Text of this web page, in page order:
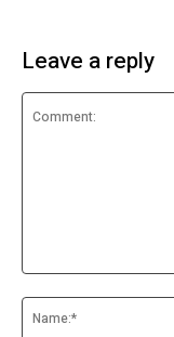
Leave a reply